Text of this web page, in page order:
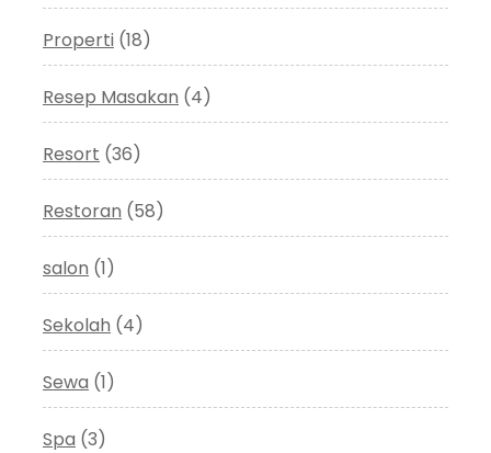
Properti (18)
Resep Masakan (4)
Resort (36)
Restoran (58)
salon (1)
Sekolah (4)
Sewa (1)
Spa (3)